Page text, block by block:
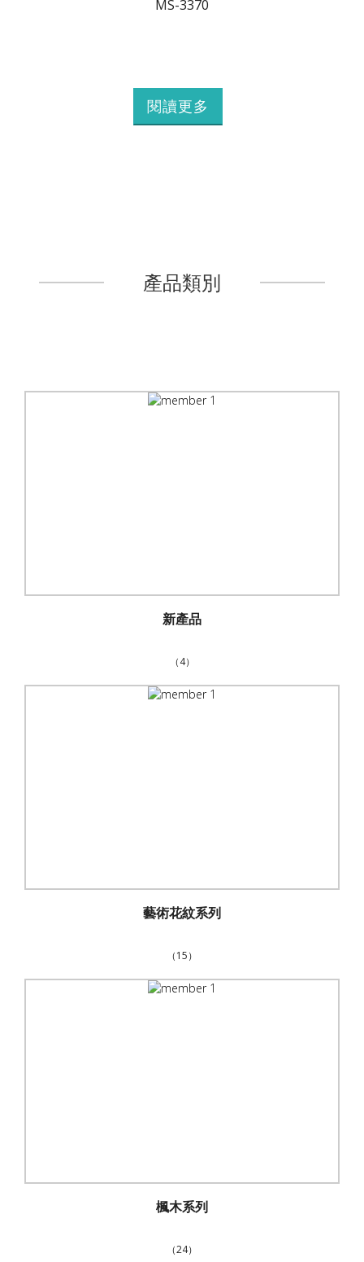
MS-3370
閱讀更多
產品類別
新產品
（4）
藝術花紋系列
（15）
楓木系列
（24）